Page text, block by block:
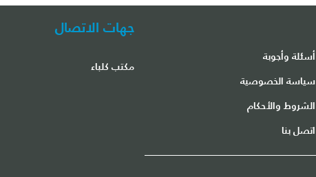
أسئلة وأجوبة
سياسة الخصوصية
الشروط والأحكام
اتصل بنا
جهات الاتصال
مكتب كلباء